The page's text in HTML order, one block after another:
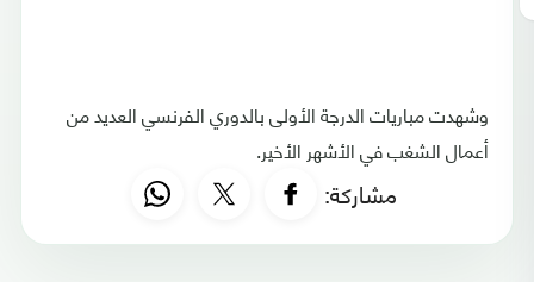
وشهدت مباريات الدرجة الأولى بالدوري الفرنسي العديد من
أعمال الشغب في الأشهر الأخير.
مشاركة: